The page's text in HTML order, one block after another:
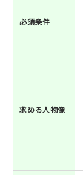
必須条件
求める人物像